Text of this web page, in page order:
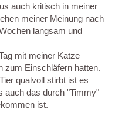
auch kritisch in meiner
meiner Meinung nach
langsam und
mit meiner Katze
zum Einschläfern hatten.
qualvoll stirbt ist es
auch das durch "Timmy"
ist.